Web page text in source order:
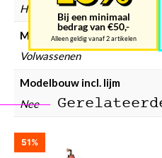
Hout
Modelbouw doelgroep
Volwassenen
Modelbouw incl. lijm
Nee
Modelbouw incl. verf
Nee
Bij een minimaal
bedrag van €50,-
Alleen geldig vanaf 2 artikelen
51%